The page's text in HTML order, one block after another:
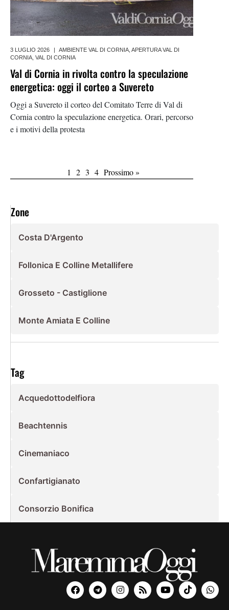
3 LUGLIO 2026 | AMBIENTE VAL DI CORNIA APERTURA VAL DI
CORNIA VAL DI CORNIA
Val di Cornia in rivolta contro la speculazione
energetica: oggi il corteo a Suvereto
Oggi a Suvereto il corteo del Comitato Terre di Val di
Cornia contro la speculazione energetica. Orari, percorso
e i motivi della protesta
1 2 3 4 Prossimo »
Zone
Costa D'Argento
Follonica E Colline Metallifere
Grosseto - Castiglione
Monte Amiata E Colline
Tag
Acquedottodelfiora
Beachtennis
Cinemaniaco
Confartigianato
Consorzio Bonifica